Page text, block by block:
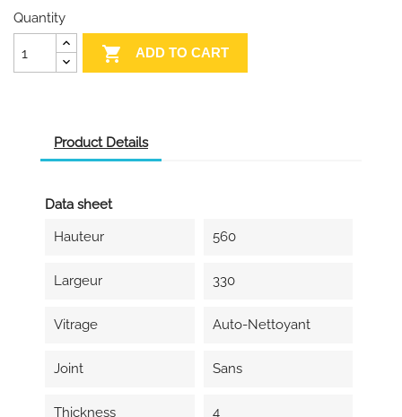
Quantity
 ADD TO CART
Product Details
Data sheet
Hauteur
560
Largeur 330
Vitrage Auto-Nettoyant
Joint Sans
Thickness 4